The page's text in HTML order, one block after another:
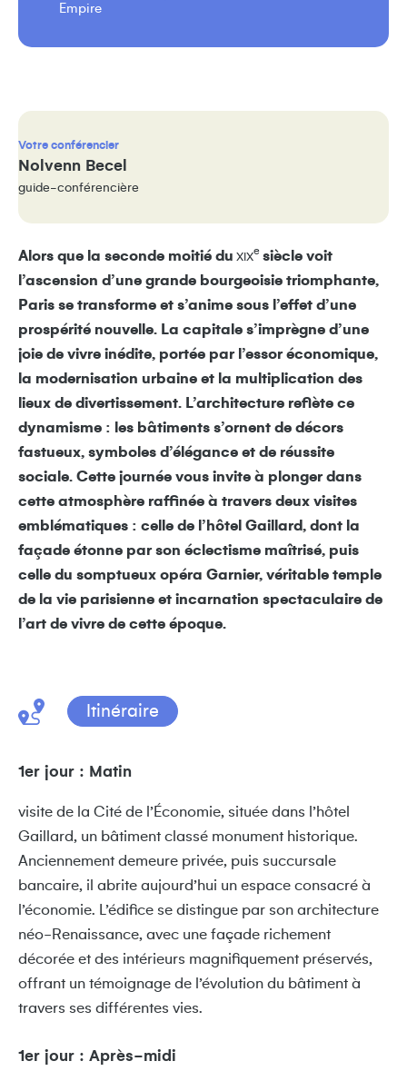
Alors que la seconde moitié du XIXe siècle voit
l’ascension d’une grande bourgeoisie triomphante,
Paris se transforme et s’anime sous l’effet d’une
prospérité nouvelle. La capitale s’imprègne d’une
joie de vivre inédite, portée par l’essor économique,
la modernisation urbaine et la multiplication des
lieux de divertissement. L’architecture reflète ce
dynamisme : les bâtiments s’ornent de décors
fastueux, symboles d’élégance et de réussite
sociale. Cette journée vous invite à plonger dans
cette atmosphère raffinée à travers deux visites
emblématiques : celle de l’hôtel Gaillard, dont la
façade étonne par son éclectisme maîtrisé, puis
celle du somptueux opéra Garnier, véritable temple
de la vie parisienne et incarnation spectaculaire de
l’art de vivre de cette époque.
Itinéraire
1er jour : Matin
visite de la Cité de l’Économie, située dans l’hôtel
Gaillard, un bâtiment classé monument historique.
Anciennement demeure privée, puis succursale
bancaire, il abrite aujourd’hui un espace consacré à
l’économie. L’édifice se distingue par son architecture
néo-Renaissance, avec une façade richement
décorée et des intérieurs magnifiquement préservés,
offrant un témoignage de l’évolution du bâtiment à
travers ses différentes vies.
1er jour : Après-midi
Empire
Votre conférencier
Nolvenn Becel
guide-conférencière